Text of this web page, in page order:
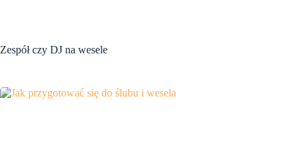
Zespół czy DJ na wesele